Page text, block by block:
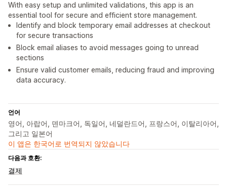
With easy setup and unlimited validations, this app is an
essential tool for secure and efficient store management.
Identify and block temporary email addresses at checkout
for secure transactions
Block email aliases to avoid messages going to unread
sections
Ensure valid customer emails, reducing fraud and improving
data accuracy.
언어
영어, 아랍어, 덴마크어, 독일어, 네덜란드어, 프랑스어, 이탈리아어,
그리고 일본어
이 앱은 한국어로 번역되지 않았습니다
다음과 호환:
결제